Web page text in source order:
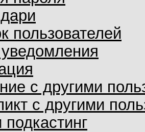
пользователей
с другими
с другими
подкастинг